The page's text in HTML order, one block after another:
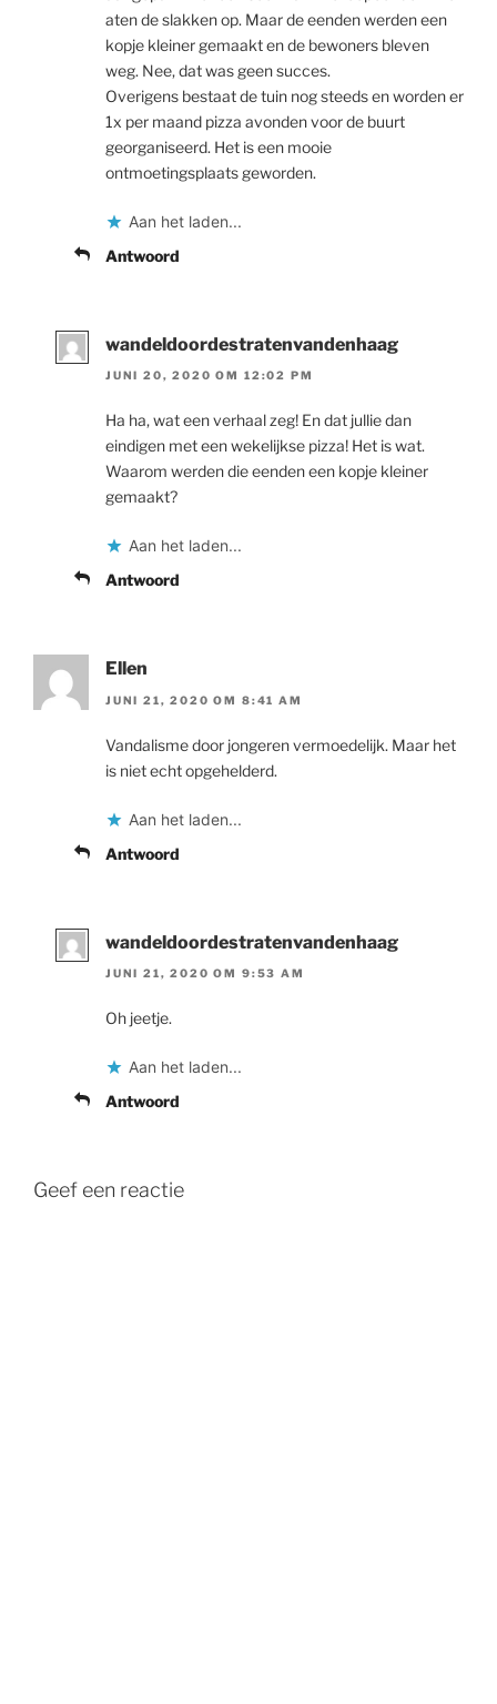
aten de slakken op. Maar de eenden werden een
kopje kleiner gemaakt en de bewoners bleven
weg. Nee, dat was geen succes.
Overigens bestaat de tuin nog steeds en worden er
1x per maand pizza avonden voor de buurt
georganiseerd. Het is een mooie
ontmoetingsplaats geworden.
Aan het laden...
Antwoord
wandeldoordestratenvandenhaag
JUNI 20, 2020 OM 12:02 PM
Ha ha, wat een verhaal zeg! En dat jullie dan
eindigen met een wekelijkse pizza! Het is wat.
Waarom werden die eenden een kopje kleiner
gemaakt?
Aan het laden...
Antwoord
Ellen
JUNI 21, 2020 OM 8:41 AM
Vandalisme door jongeren vermoedelijk. Maar het
is niet echt opgehelderd.
Aan het laden...
Antwoord
wandeldoordestratenvandenhaag
JUNI 21, 2020 OM 9:53 AM
Oh jeetje.
Aan het laden...
Antwoord
Geef een reactie